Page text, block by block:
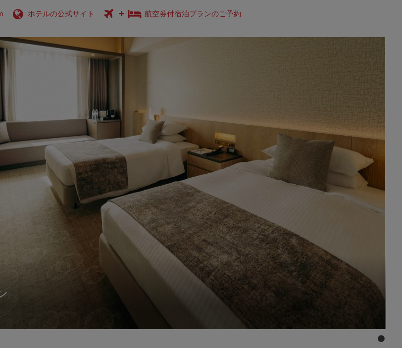
ホテルの公式サイト 航空券付宿泊プランのご予約